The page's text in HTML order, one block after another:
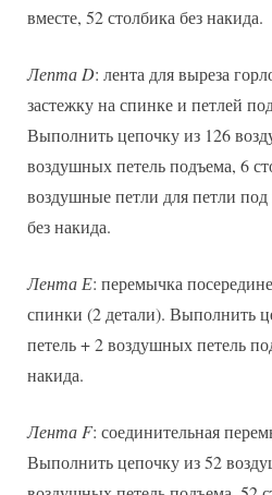
вместе, 52 столбика без накида.
Лепта D: лента для выреза
застежку на спинке и петлей
Выполнить цепочку из 126
воздушных петель подъема, 6
воздушные петли для петли
без накида.
Лента Е: перемычка
спинки (2 детали). Выполнить
петель + 2 воздушных петель
накида.
Лента F: соединительная
Выполнить цепочку из 52